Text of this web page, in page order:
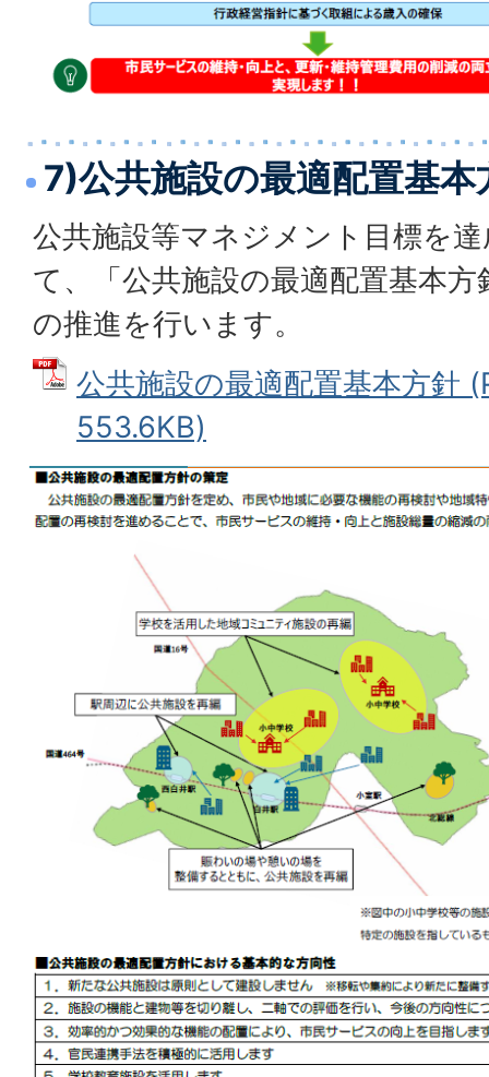
7)公共施設の最適配置基本
公共施設等マネジメント目標を
て、「公共施設の最適配置基本
の推進を行います。
公共施設の最適配置基本方針
553.6KB)